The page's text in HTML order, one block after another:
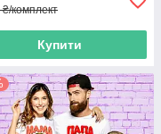
комплект
Купити